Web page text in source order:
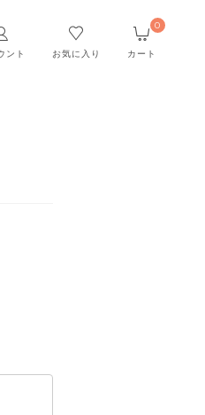
ント お気に入り カート
0